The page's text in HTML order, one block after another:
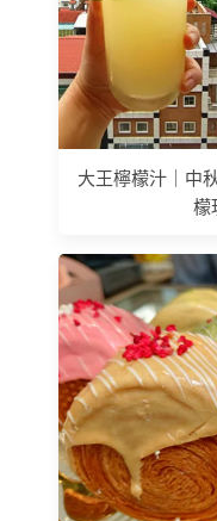
大王檸檬汁｜中
檬